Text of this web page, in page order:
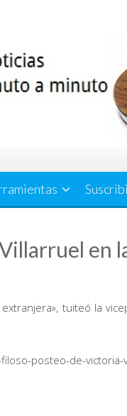
en
tuiteó la
posteo-de-